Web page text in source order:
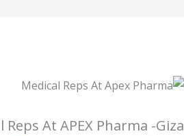
Reps At APEX Pharma -Giza